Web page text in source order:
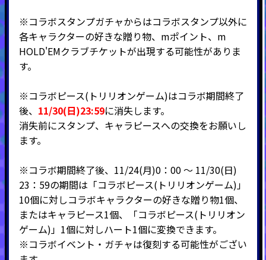
※コラボスタンプガチャからはコラボスタンプ以外に
各キャラクターの好きな贈り物、mポイント、m
HOLD'EMクラブチケットが出現する可能性がありま
す。
※コラボピース(トリリオンゲーム)はコラボ期間終了
後、 11/30(日)23:59に消失します。
消失前にスタンプ、キャラピースへの交換をお願いし
ます。
※コラボ期間終了後、11/24(月)0：00 ～ 11/30(日)
23：59の期間は「コラボピース(トリリオンゲーム)」
10個に対しコラボキャラクターの好きな贈り物1個、
またはキャラピース1個、「コラボピース(トリリオン
ゲーム)」1個に対しハート1個に変換できます。
※コラボイベント・ガチャは復刻する可能性がござい